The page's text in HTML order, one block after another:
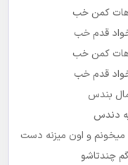
هات کمن خب
قدم خب
هات کمن خب
قدم خب
بندس
دندس
و اون میزنه دست
چندتاشو